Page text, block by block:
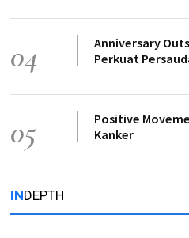
04
Anniversary
Perkuat
05
Positive
Kanker
INDEPTH